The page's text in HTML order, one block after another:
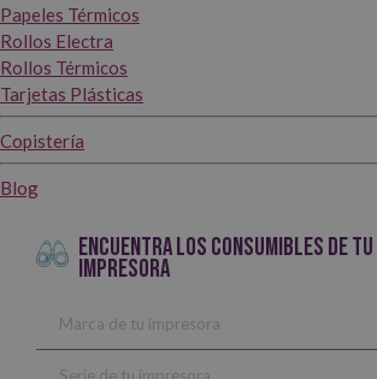
Papeles Térmicos
Rollos Electra
Rollos Térmicos
Tarjetas Plásticas
Copistería
Blog
ENCUENTRA LOS CONSUMIBLES DE TU
IMPRESORA